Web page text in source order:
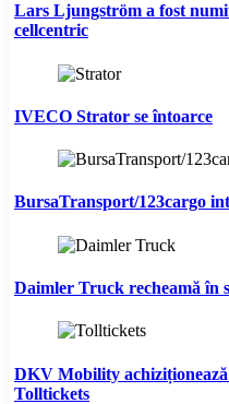
Lars Ljungström a fost
cellcentric
IVECO Strator se întoarce
BursaTransport/123cargo
Daimler Truck recheamă în
DKV Mobility
Tolltickets